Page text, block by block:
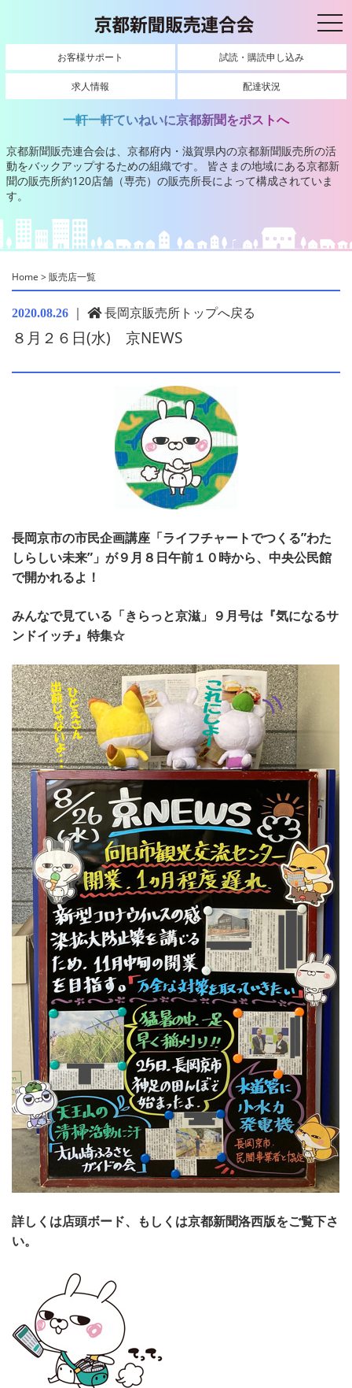
お客様サポート 試読・購読申し込み
求人情報 配達状況
一軒一軒ていねいに京都新聞をポストへ
京都新聞販売連合会は、京都府内・滋賀県内の京都新聞販売所の活
動をバックアップするための組織です。 皆さまの地域にある京都新
聞の販売所約120店舗（専売）の販売所長によって構成されていま
す。
Home >販売店一覧
2020.08.26 ｜ 長岡京販売所トップへ戻る
８月２６日(水) 京NEWS
長岡京市の市民企画講座「ライフチャートでつくる”わた
しらしい未来”」が９月８日午前１０時から、中央公民館
で開かれるよ！
みんなで見ている「きらっと京滋」９月号は『気になるサ
ンドイッチ』特集☆
詳しくは店頭ボード、もしくは京都新聞洛西版をご覧下さ
い。